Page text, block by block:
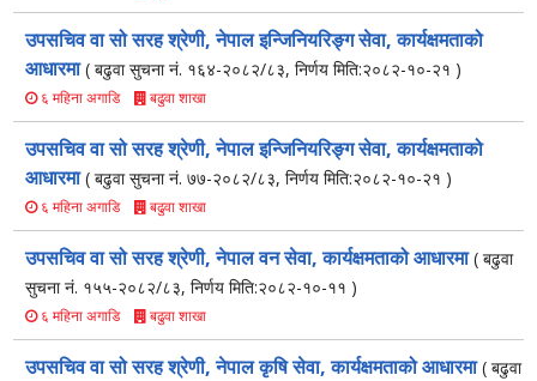
उपसचिव वा सो सरह श्रेणी, नेपाल इन्जिनियरिङ्ग सेवा, कार्यक्षमताको
आधारमा( बढुवा सुचना नं. १६४-२०८२/८३, निर्णय मिति:२०८२-१०-२१ )
६ महिना अगाडि बढुवा शाखा
उपसचिव वा सो सरह श्रेणी, नेपाल इन्जिनियरिङ्ग सेवा, कार्यक्षमताको
आधारमा( बढुवा सुचना नं. ७७-२०८२/८३, निर्णय मिति:२०८२-१०-२१ )
६ महिना अगाडि बढुवा शाखा
उपसचिव वा सो सरह श्रेणी, नेपाल वन सेवा, कार्यक्षमताको आधारमा( बढुवा
सुचना नं. १५५-२०८२/८३, निर्णय मिति:२०८२-१०-११ )
६ महिना अगाडि बढुवा शाखा
उपसचिव वा सो सरह श्रेणी, नेपाल कृषि सेवा, कार्यक्षमताको आधारमा( बढुवा